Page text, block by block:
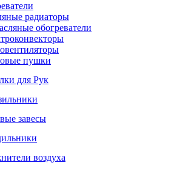
радиаторы
обогреватели
пушки
для Рук
завесы
воздуха